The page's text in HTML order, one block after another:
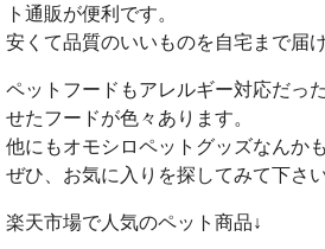
ト通販が便利です。
安くて品質のいいものを自宅まで届
ペットフードもアレルギー対応だっ
せたフードが色々あります。
他にもオモシロペットグッズなんか
ぜひ、お気に入りを探してみて下さい
楽天市場で人気のペット商品↓